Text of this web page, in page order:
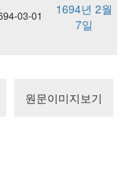
03-01
1694년 2월
7일
원문이미지보기